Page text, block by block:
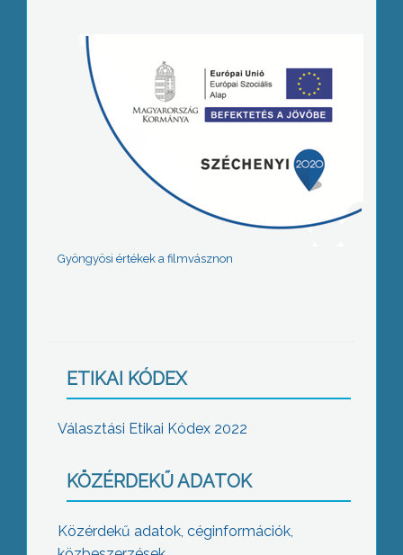
Gyöngyösi értékek a filmvásznon
ETIKAI KÓDEX
Választási Etikai Kódex 2022
KÖZÉRDEKŰ ADATOK
Közérdekű adatok, céginformációk,